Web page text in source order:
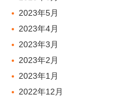
2023年5月
2023年4月
2023年3月
2023年2月
2023年1月
2022年12月